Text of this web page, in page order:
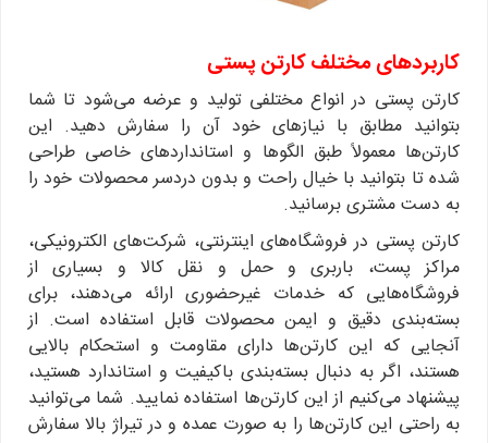
کاربردهای مختلف کارتن پستی
کارتن پستی در انواع مختلفی تولید و عرضه می‌شود تا شما
بتوانید مطابق با نیازهای خود آن‌ را سفارش دهید. این
کارتن‌ها معمولاً طبق الگوها و استانداردهای خاصی طراحی
شده تا بتوانید با خیال راحت و بدون دردسر محصولات خود را
به دست مشتری برسانید.
کارتن پستی در فروشگاه‌های اینترنتی، شرکت‌های الکترونیکی،
مراکز پست، باربری و حمل و نقل کالا و بسیاری از
فروشگاه‌هایی که خدمات غیرحضوری ارائه می‌دهند، برای
بسته‌بندی دقیق و ایمن محصولات قابل استفاده است. از
آنجایی که این کارتن‌ها دارای مقاومت و استحکام بالایی
هستند، اگر به دنبال بسته‌بندی باکیفیت و استاندارد هستید،
پیشنهاد می‌کنیم از این کارتن‌ها استفاده نمایید. شما می‌توانید
به راحتی این کارتن‌ها را به صورت عمده و در تیراژ بالا سفارش